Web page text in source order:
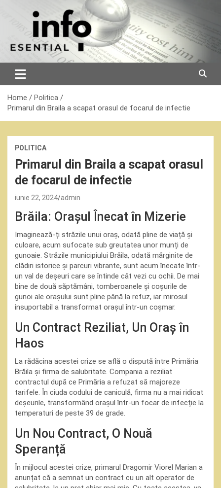
Home
Politica
Primarul din Braila a scapat orasul de focarul de infectie
POLITICA
Primarul din Braila a scapat orasul
de focarul de infectie
iunie 22, 2024 admin
Brăila: Orașul Înecat în Mizerie
Imaginează-ți străzile unui oraș, odată pline de viață și
culoare, acum sufocate sub greutatea unor munți de
gunoaie. Străzile municipiului Brăila, odată mărginite de
clădiri istorice și parcuri vibrante, sunt acum înecate într-
un val de deșeuri care se întinde cât vezi cu ochii. De mai
bine de două săptămâni, tomberoanele și coșurile de
gunoi ale orașului sunt pline până la refuz, iar mirosul
insuportabil a transformat orașul într-un coșmar.
Un Contract Reziliat, Un Oraș în
Haos
La rădăcina acestei crize se află o dispută între Primăria
Brăila și firma de salubritate. Compania a reziliat
contractul după ce Primăria a refuzat să majoreze
tarifele. În ciuda codului de caniculă, firma nu a mai ridicat
deșeurile, transformând orașul într-un focar de infecție la
temperaturi de peste 39 de grade.
Un Nou Contract, O Nouă
Speranță
În mijlocul acestei crize, primarul Dragomir Viorel Marian a
anunțat că a semnat un contract cu un alt operator de